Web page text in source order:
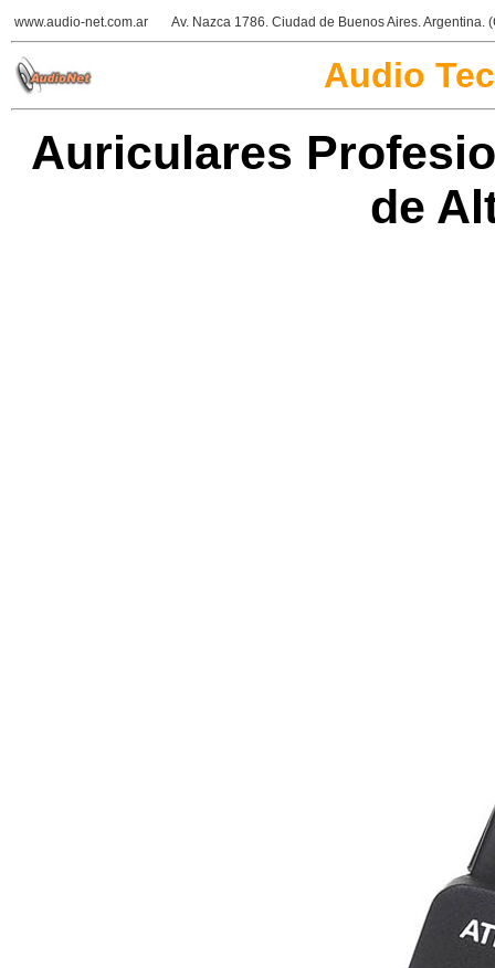
www.audio-net.com.ar Av. Nazca 1786. Ciudad de Buenos Aires. Argentina.
Audio
Auriculares
de